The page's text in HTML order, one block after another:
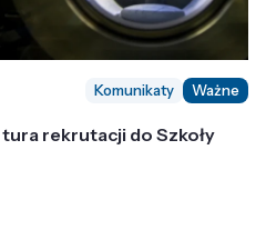
Komunikaty Ważne
rekrutacji do Szkoły